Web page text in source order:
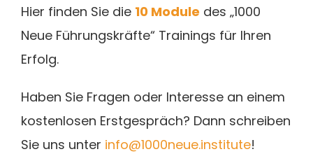
Hier finden Sie die 10 Module des „1000
Neue Führungskräfte“ Trainings für Ihren
Erfolg.
Haben Sie Fragen oder Interesse an einem
kostenlosen Erstgespräch? Dann schreiben
Sie uns unter info@1000neue.institute!